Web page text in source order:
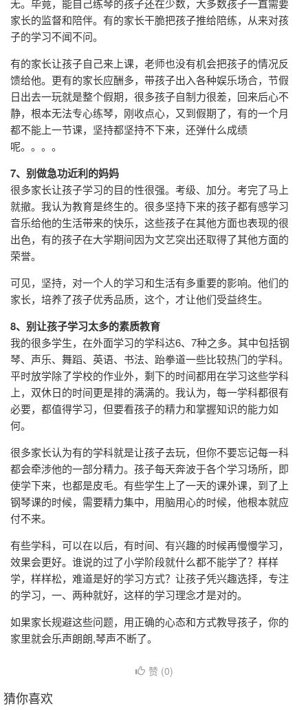
家长的监督和陪伴。有的家长干脆把孩子推给陪练，从来对孩
子的学习不闻不问。
有的家长让孩子自己来上课，老师也没有机会把孩子的情况反
馈给他。更有的家长应酬多，带孩子出入各种娱乐场合，节假
日出去一玩就是整个假期，很多孩子自制力很差，回来后心不
静，根本无法专心练琴，刚收点心，又到假期了，有的一个月
都不能上一节课，坚持都坚持不下来，还弹什么成绩
呢。。。。
7、别做急功近利的妈妈
很多家长让孩子学习的目的性很强。考级、加分。考完了马上
就撤。我认为教育是终生的。很多坚持下来的孩子都有感学习
音乐给他的生活带来的快乐，这些孩子在其他方面也表现的很
出色，有的孩子在大学期间因为文艺突出还取得了其他方面的
荣誉。
可见，坚持，对一个人的学习和生活有多重要的影响。他们的
家长，培养了孩子优秀品质，这个，才让他们受益终生。
8、别让孩子学习太多的素质教育
我的很多学生，在外面学习的学科达6、7种之多。其中包括钢
琴、声乐、舞蹈、英语、书法、跆拳道一些比较热门的学科。
平时放学除了学校的作业外，剩下的时间都用在学习这些学科
上，双休日的时间更是排的满满的。我认为，每一学科都很有
必要，都值得学习，但要看孩子的精力和掌握知识的能力如
何。
很多家长认为有的学科就是让孩子去玩，但你不要忘记每一科
都会牵涉他的一部分精力。孩子每天奔波于各个学习场所，即
使学下来，也都是皮毛。有些学生上了一天的课外课，到了上
钢琴课的时候，需要精力集中，用脑用心的时候，他根本就应
付不来。
有些学科，可以在以后，有时间、有兴趣的时候再慢慢学习，
效果会更好。谁说的过了小学阶段就什么都不能学了？样样
学，样样松，难道是好的学习方式？让孩子凭兴趣选择，专注
的学习，一、两种就好，这样的学习理念才是对的。
如果家长规避这些问题，用正确的心态和方式教导孩子，你的
家里就会乐声朗朗,琴声不断了。
赞 (0)
猜你喜欢